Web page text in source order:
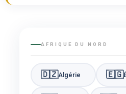
AFRIQUE DU NORD
🇩🇿Algérie 🇪🇬